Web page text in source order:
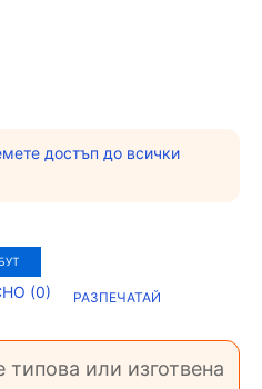
достъп до всички
(0) РАЗПЕЧАТАЙ
типова или изготвена